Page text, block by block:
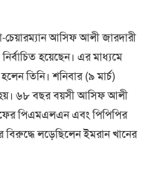
চেয়ারম্যান আসিফ আলী জারদারী
হয়েছেন। এর মাধ্যমে
তিনি। শনিবার (৯ মার্চ)
হয়। ৬৮ বছর বয়সী আসিফ আলী
পিএমএলএন এবং পিপিপির
বিরুদ্ধে লড়েছিলেন ইমরান খানের